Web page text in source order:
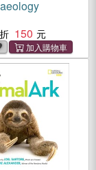
150